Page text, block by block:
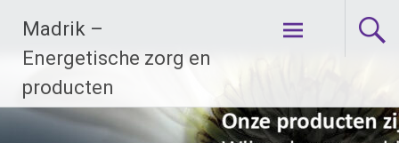
naarMadrik –
Energetische zorg en
producten